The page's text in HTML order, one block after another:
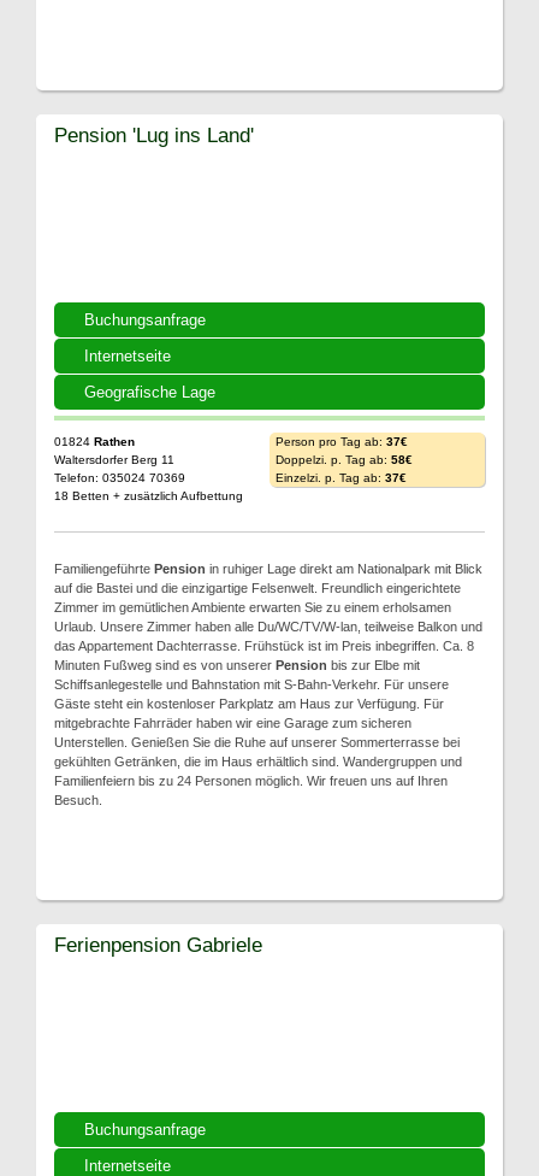
Buchungsanfrage
Internetseite
Geografische Lage
Pension 'Lug ins Land'
01824 Rathen
Waltersdorfer Berg 11
Telefon: 035024 70369
18 Betten + zusätzlich Aufbettung
Person pro Tag ab: 37€
Doppelzi. p. Tag ab: 58€
Einzelzi. p. Tag ab: 37€
Familiengeführte Pension in ruhiger Lage direkt am Nationalpark mit Blick
auf die Bastei und die einzigartige Felsenwelt. Freundlich eingerichtete
Zimmer im gemütlichen Ambiente erwarten Sie zu einem erholsamen
Urlaub. Unsere Zimmer haben alle Du/WC/TV/W-lan, teilweise Balkon und
das Appartement Dachterrasse. Frühstück ist im Preis inbegriffen. Ca. 8
Minuten Fußweg sind es von unserer Pension bis zur Elbe mit
Schiffsanlegestelle und Bahnstation mit S-Bahn-Verkehr. Für unsere
Gäste steht ein kostenloser Parkplatz am Haus zur Verfügung. Für
mitgebrachte Fahrräder haben wir eine Garage zum sicheren
Unterstellen. Genießen Sie die Ruhe auf unserer Sommerterrasse bei
gekühlten Getränken, die im Haus erhältlich sind. Wandergruppen und
Familienfeiern bis zu 24 Personen möglich. Wir freuen uns auf Ihren
Besuch.
Buchungsanfrage
Internetseite
Ferienpension Gabriele